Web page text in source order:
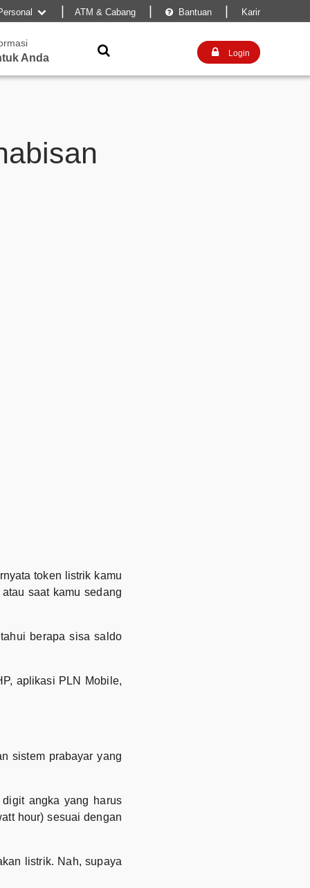
 |ATM & Cabang  Bantuan Karir
Anda
  Login
token listrik kamu
saat kamu sedang
berapa sisa saldo
aplikasi PLN Mobile,
sistem prabayar yang
angka yang harus
hour) sesuai dengan
listrik. Nah, supaya